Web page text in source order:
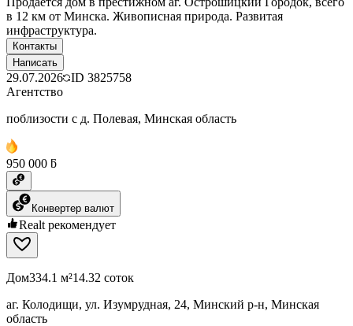
в 12 км от Минска. Живописная природа. Развитая
инфраструктура.
Контакты
Написать
29.07.2026 ID 3825758
Агентство
поблизости с д. Полевая, Минская область
950 000 ƃ
Конвертер валют
Realt рекомендует
Дом334.1 м²14.32 соток
аг. Колодищи, ул. Изумрудная, 24, Минский р-н, Минская
область